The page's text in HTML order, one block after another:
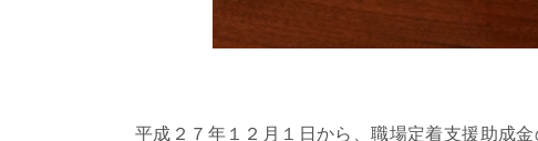
平成２７年１２月１日から、職場定着支援助成